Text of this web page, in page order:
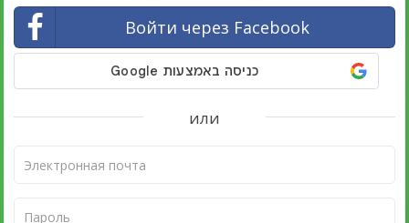
Войти через Facebook
или